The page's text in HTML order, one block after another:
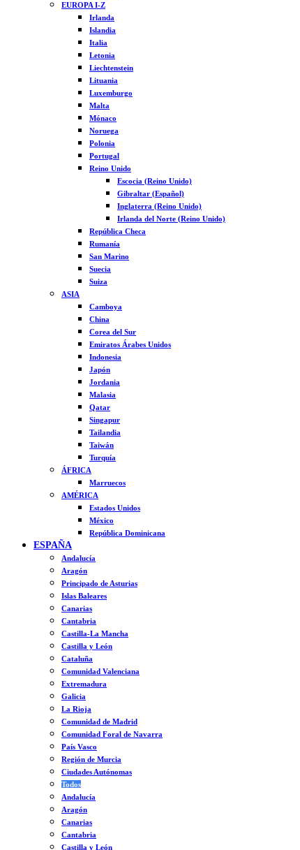
EUROPA I-Z
Irlanda
Islandia
Italia
Letonia
Liechtenstein
Lituania
Luxemburgo
Malta
Mónaco
Noruega
Polonia
Portugal
Reino Unido
Escocia (Reino Unido)
Gibraltar (Español)
Inglaterra (Reino Unido)
Irlanda del Norte (Reino Unido)
República Checa
Rumanía
San Marino
Suecia
Suiza
ASIA
Camboya
China
Corea del Sur
Emiratos Árabes Unidos
Indonesia
Japón
Jordania
Malasia
Qatar
Singapur
Tailandia
Taiwán
Turquía
ÁFRICA
Marruecos
AMÉRICA
Estados Unidos
México
República Dominicana
ESPAÑA
Andalucía
Aragón
Principado de Asturias
Islas Baleares
Canarias
Cantabria
Castilla-La Mancha
Castilla y León
Cataluña
Comunidad Valenciana
Extremadura
Galicia
La Rioja
Comunidad de Madrid
Comunidad Foral de Navarra
País Vasco
Región de Murcia
Ciudades Autónomas
Todos
Andalucía
Aragón
Canarias
Cantabria
Castilla y León